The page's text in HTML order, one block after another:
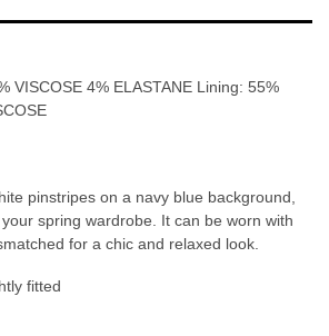
VISCOSE 4% ELASTANE Lining: 55%
pinstripes on a navy blue background,
spring wardrobe. It can be worn with
for a chic and relaxed look.
fitted